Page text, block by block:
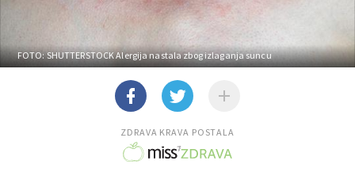
FOTO: SHUTTERSTOCKAlergija nastala zbog izlaganja suncu
ZDRAVA KRAVA POSTALA